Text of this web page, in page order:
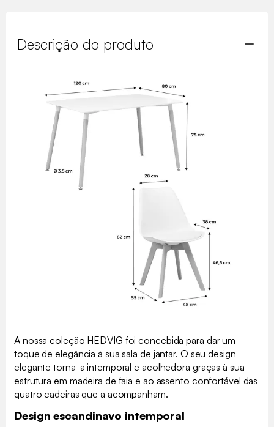
Descrição do produto
A nossa coleção HEDVIG foi concebida para dar um
toque de elegância à sua sala de jantar. O seu design
elegante torna-a intemporal e acolhedora graças à sua
estrutura em madeira de faia e ao assento confortável das
quatro cadeiras que a acompanham.
Design escandinavo intemporal